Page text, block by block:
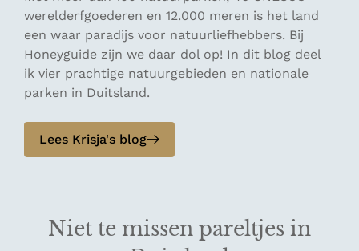
werelderfgoederen en 12.000 meren is het land
een waar paradijs voor natuurliefhebbers. Bij
Honeyguide zijn we daar dol op! In dit blog deel
ik vier prachtige natuurgebieden en nationale
parken in Duitsland.
Lees Krisja's blog
Niet te missen pareltjes in